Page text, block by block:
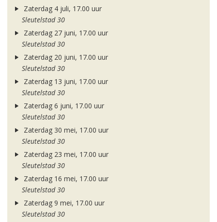
Zaterdag 4 juli, 17.00 uur
Sleutelstad 30
Zaterdag 27 juni, 17.00 uur
Sleutelstad 30
Zaterdag 20 juni, 17.00 uur
Sleutelstad 30
Zaterdag 13 juni, 17.00 uur
Sleutelstad 30
Zaterdag 6 juni, 17.00 uur
Sleutelstad 30
Zaterdag 30 mei, 17.00 uur
Sleutelstad 30
Zaterdag 23 mei, 17.00 uur
Sleutelstad 30
Zaterdag 16 mei, 17.00 uur
Sleutelstad 30
Zaterdag 9 mei, 17.00 uur
Sleutelstad 30